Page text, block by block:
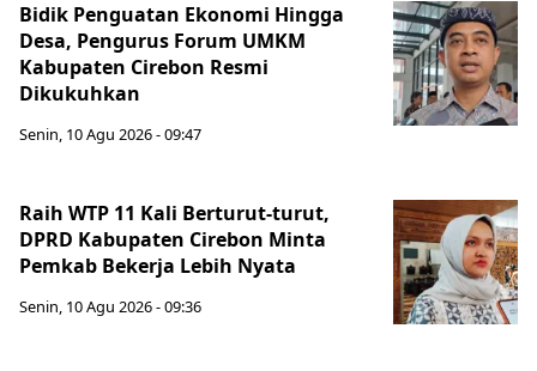
Bidik Penguatan Ekonomi Hingga
Desa, Pengurus Forum UMKM
Kabupaten Cirebon Resmi
Dikukuhkan
Senin, 10 Agu 2026 - 09:47
Raih WTP 11 Kali Berturut-turut,
DPRD Kabupaten Cirebon Minta
Pemkab Bekerja Lebih Nyata
Senin, 10 Agu 2026 - 09:36